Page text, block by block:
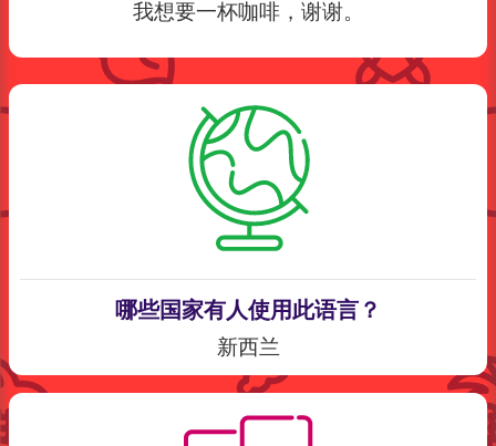
我想要一杯咖啡，谢谢。
哪些国家有人使用此语言？
新西兰